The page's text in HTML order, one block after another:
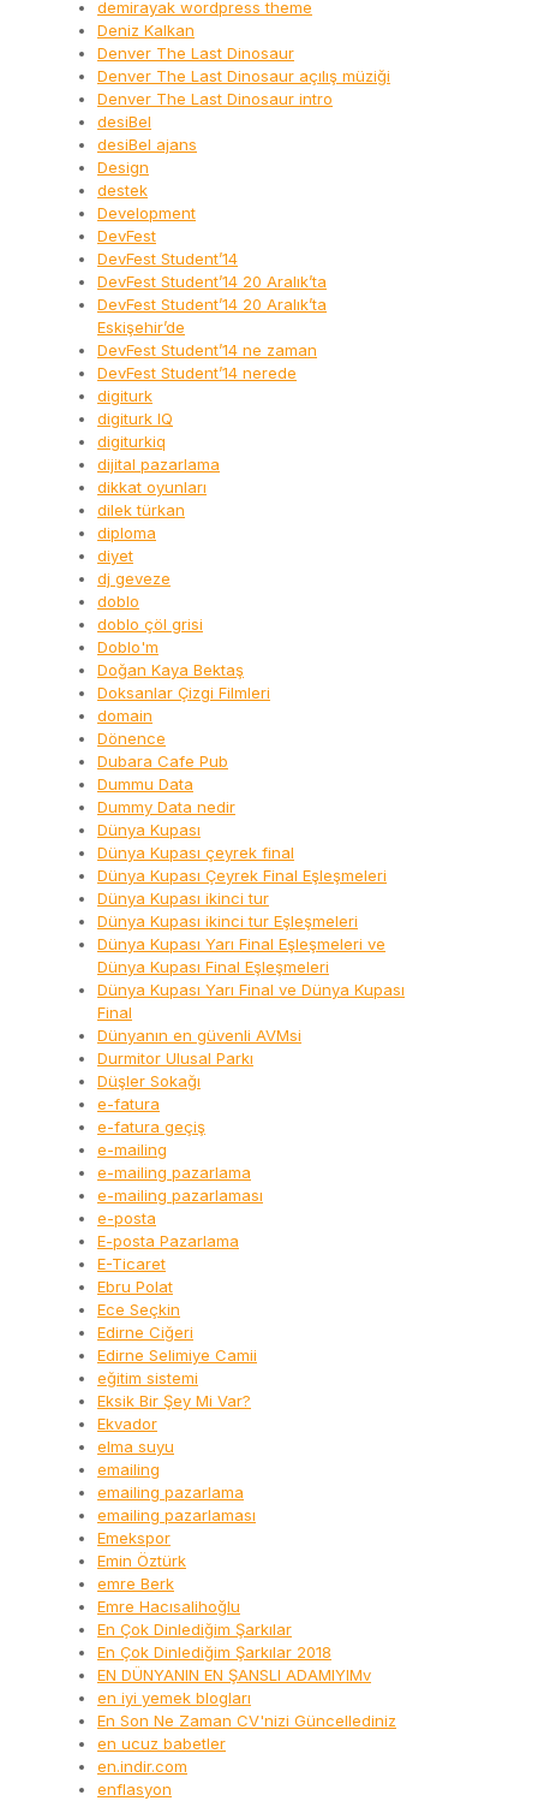
demirayak wordpress theme
Deniz Kalkan
Denver The Last Dinosaur
Denver The Last Dinosaur açılış müziği
Denver The Last Dinosaur intro
desiBel
desiBel ajans
Design
destek
Development
DevFest
DevFest Student’14
DevFest Student’14 20 Aralık’ta
DevFest Student’14 20 Aralık’ta
Eskişehir’de
DevFest Student’14 ne zaman
DevFest Student’14 nerede
digiturk
digiturk IQ
digiturkiq
dijital pazarlama
dikkat oyunları
dilek türkan
diploma
diyet
dj geveze
doblo
doblo çöl grisi
Doblo'm
Doğan Kaya Bektaş
Doksanlar Çizgi Filmleri
domain
Dönence
Dubara Cafe Pub
Dummu Data
Dummy Data nedir
Dünya Kupası
Dünya Kupası çeyrek final
Dünya Kupası Çeyrek Final Eşleşmeleri
Dünya Kupası ikinci tur
Dünya Kupası ikinci tur Eşleşmeleri
Dünya Kupası Yarı Final Eşleşmeleri ve
Dünya Kupası Final Eşleşmeleri
Dünya Kupası Yarı Final ve Dünya Kupası
Final
Dünyanın en güvenli AVMsi
Durmitor Ulusal Parkı
Düşler Sokağı
e-fatura
e-fatura geçiş
e-mailing
e-mailing pazarlama
e-mailing pazarlaması
e-posta
E-posta Pazarlama
E-Ticaret
Ebru Polat
Ece Seçkin
Edirne Ciğeri
Edirne Selimiye Camii
eğitim sistemi
Eksik Bir Şey Mi Var?
Ekvador
elma suyu
emailing
emailing pazarlama
emailing pazarlaması
Emekspor
Emin Öztürk
emre Berk
Emre Hacısalihoğlu
En Çok Dinlediğim Şarkılar
En Çok Dinlediğim Şarkılar 2018
EN DÜNYANIN EN ŞANSLI ADAMIYIMv
en iyi yemek blogları
En Son Ne Zaman CV'nizi Güncellediniz
en ucuz babetler
en.indir.com
enflasyon